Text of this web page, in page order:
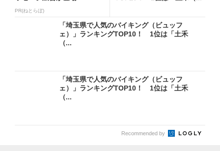
PR(ねとらぼ)
「埼玉県で人気のバイキング（ビュッフ
ェ）」ランキングTOP10！ 1位は「土禾
（...
「埼玉県で人気のバイキング（ビュッフ
ェ）」ランキングTOP10！ 1位は「土禾
（...
Recommended by